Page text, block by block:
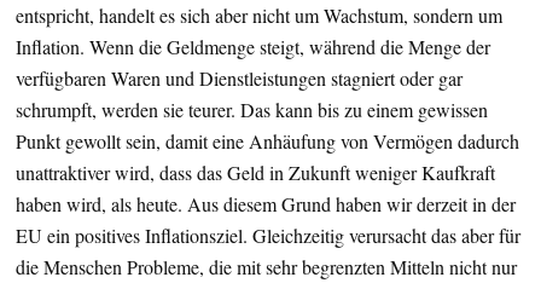
entspricht, handelt es sich aber nicht um Wachstum, sondern um
Inflation. Wenn die Geldmenge steigt, während die Menge der
verfügbaren Waren und Dienstleistungen stagniert oder gar
schrumpft, werden sie teurer. Das kann bis zu einem gewissen
Punkt gewollt sein, damit eine Anhäufung von Vermögen dadurch
unattraktiver wird, dass das Geld in Zukunft weniger Kaufkraft
haben wird, als heute. Aus diesem Grund haben wir derzeit in der
EU ein positives Inflationsziel. Gleichzeitig verursacht das aber für
die Menschen Probleme, die mit sehr begrenzten Mitteln nicht nur